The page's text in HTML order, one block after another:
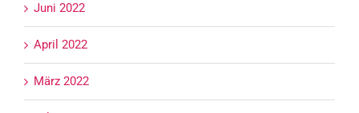
Juni 2022
April 2022
März 2022